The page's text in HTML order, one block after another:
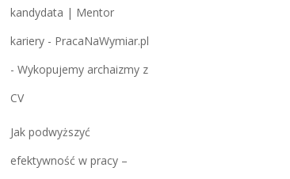
kandydata | Mentor
kariery - PracaNaWymiar.pl
- Wykopujemy archaizmy z
CV
Jak podwyższyć
efektywność w pracy –